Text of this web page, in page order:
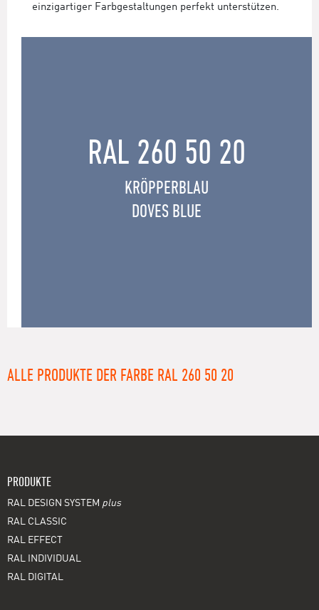
einzigartiger Farbgestaltungen perfekt unterstützen.
RAL 260 50 20
KRÖPPERBLAU
DOVES BLUE
ALLE PRODUKTE DER FARBE RAL 260 50 20
PRODUKTE
RAL DESIGN SYSTEM plus
RAL CLASSIC
RAL EFFECT
RAL INDIVIDUAL
RAL DIGITAL